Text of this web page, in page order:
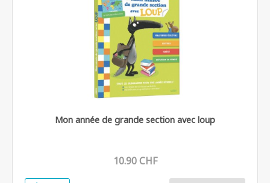
Mon année de grande section avec loup
10.90 CHF